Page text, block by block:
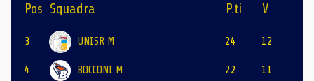
Pos Squadra P.ti V
3 UNISR M 24 12
4 BOCCONI M 22 11